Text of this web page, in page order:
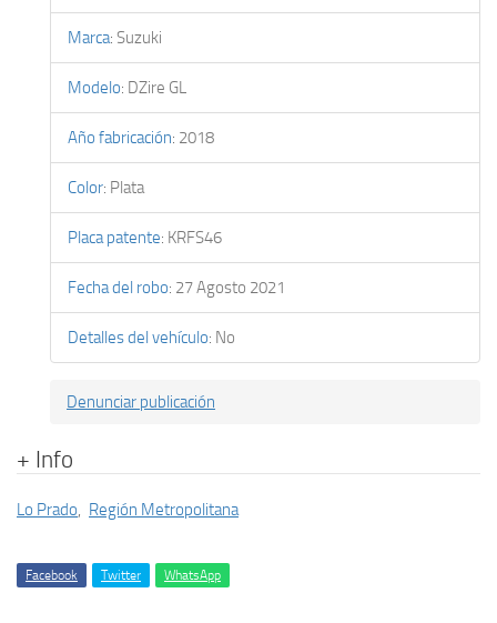
Marca: Suzuki
Modelo: DZire GL
Año fabricación: 2018
Color: Plata
Placa patente: KRFS46
Fecha del robo: 27 Agosto 2021
Detalles del vehículo: No
Denunciar publicación
+ Info
Lo Prado, Región Metropolitana
Facebook Twitter WhatsApp